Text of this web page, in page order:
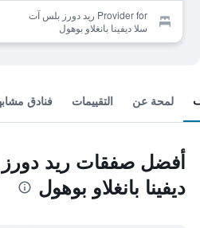
Provider for ريد دورز بلس آت
سلا ديفينا بانغلاو بوهول
لمحة عن التقييمات فنادق
أفضل صفقات ريد
ديفينا بانغلاو بوهول